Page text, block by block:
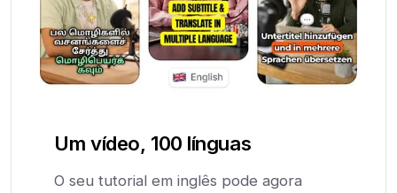
Um vídeo, 100 línguas
O seu tutorial em inglês pode agora